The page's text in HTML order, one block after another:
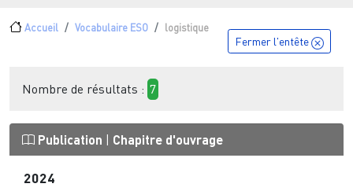
Fil d'Ariane
Accueil Vocabulaire ESO logistique
Fermer l'entête
Nombre de résultats : 7
Publication Chapitre d'ouvrage
2024